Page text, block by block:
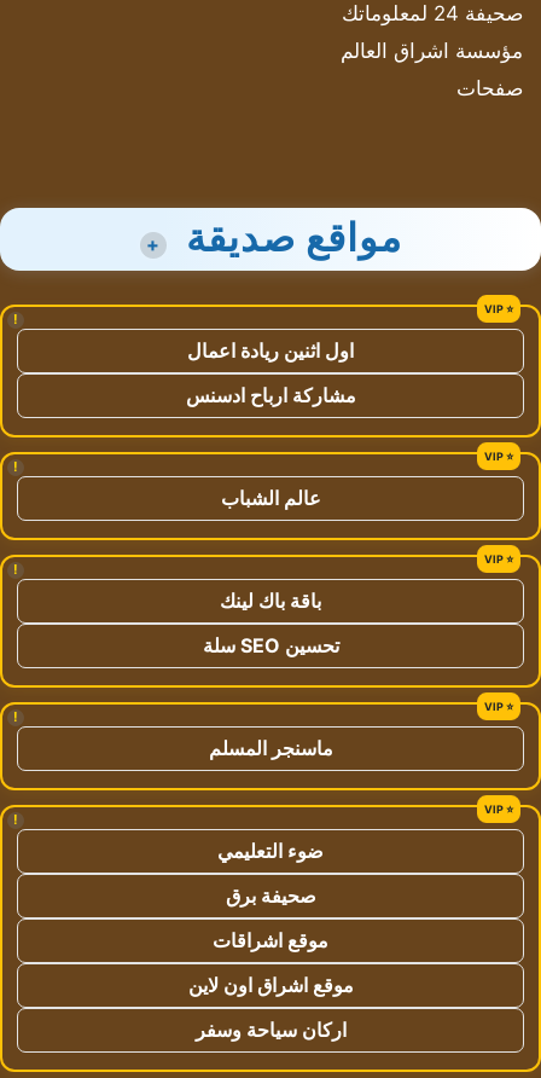
صحيفة 24 لمعلوماتك
مؤسسة اشراق العالم
صفحات
مواقع صديقة +
!
اول اثنين ريادة اعمال
مشاركة ارباح ادسنس
!
عالم الشباب
!
باقة باك لينك
تحسين SEO سلة
!
ماسنجر المسلم
!
ضوء التعليمي
صحيفة برق
موقع اشراقات
موقع اشراق اون لاين
اركان سياحة وسفر